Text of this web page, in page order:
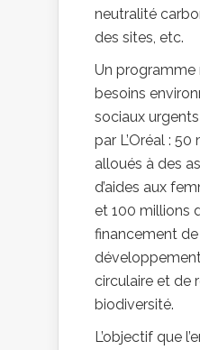
neutralité
des sites, etc.
Un
besoins
sociaux
par L’Oréal : 50
alloués à des
d’aides aux
et 100 millions
financement
circulaire et de
biodiversité.
L’objectif que